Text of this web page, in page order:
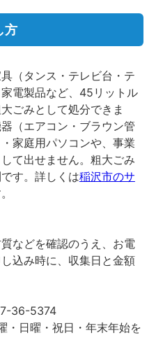
方
（タンス・テレビ台・テ
電製品など、45リットル
ごみとして処分できま
（エアコン・ブラウン管
家庭用パソコンや、事業
て出せません。粗大ごみ
す。詳しくは稲沢市のサ
などを確認のうえ、お電
込み時に、収集日と金額
36-5374
・日曜・祝日・年末年始を